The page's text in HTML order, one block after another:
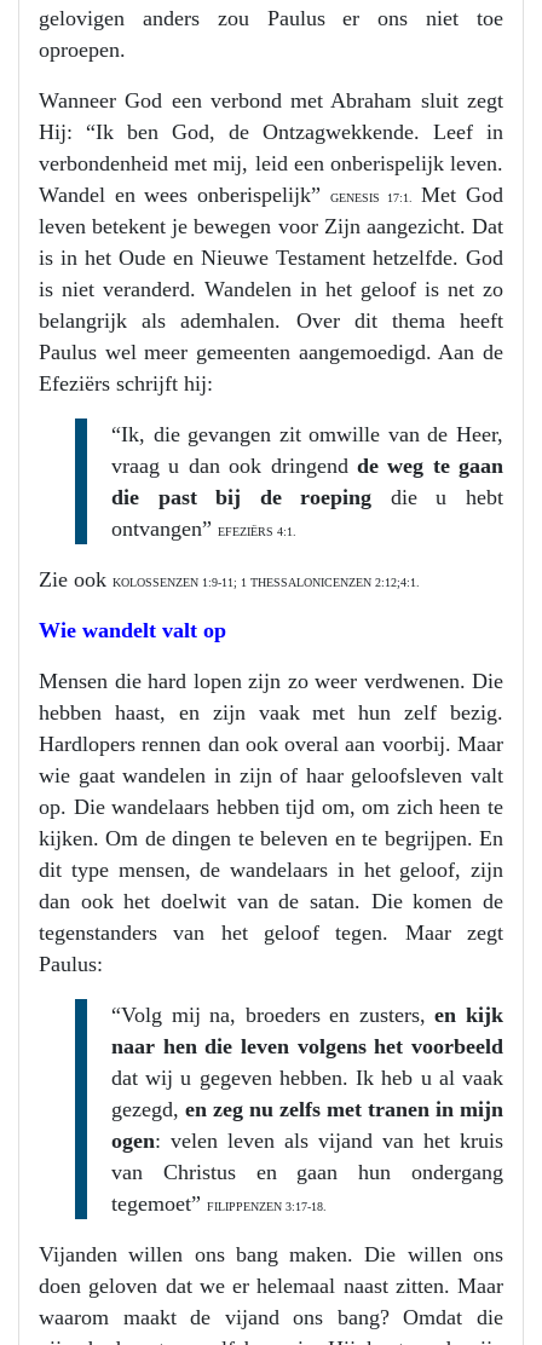
gelovigen anders zou Paulus er ons niet toe
oproepen.
Wanneer God een verbond met Abraham sluit zegt
Hij: “Ik ben God, de Ontzagwekkende. Leef in
verbondenheid met mij, leid een onberispelijk leven.
Wandel en wees onberispelijk”
GENESIS 17:1.
Met God
leven betekent je bewegen voor Zijn aangezicht. Dat
is in het Oude en Nieuwe Testament hetzelfde. God
is niet veranderd. Wandelen in het geloof is net zo
belangrijk als ademhalen. Over dit thema heeft
Paulus wel meer gemeenten aangemoedigd. Aan de
Efeziërs schrijft hij:
“Ik, die gevangen zit omwille van de Heer,
vraag u dan ook dringend de weg te gaan
die past bij de roeping die u hebt
ontvangen” EFEZIËRS 4:1.
Zie ook KOLOSSENZEN 1:9-11; 1 THESSALONICENZEN 2:12;4:1.
Wie wandelt valt op
Mensen die hard lopen zijn zo weer verdwenen. Die
hebben haast, en zijn vaak met hun zelf bezig.
Hardlopers rennen dan ook overal aan voorbij. Maar
wie gaat wandelen in zijn of haar geloofsleven valt
op. Die wandelaars hebben tijd om, om zich heen te
kijken. Om de dingen te beleven en te begrijpen. En
dit type mensen, de wandelaars in het geloof, zijn
dan ook het doelwit van de satan. Die komen de
tegenstanders van het geloof tegen. Maar zegt
Paulus:
“Volg mij na, broeders en zusters,en kijk
naar hen die leven volgens het voorbeeld
dat wij u gegeven hebben. Ik heb u al vaak
gezegd, en zeg nu zelfs met tranen in mijn
ogen: velen leven als vijand van het kruis
van Christus en gaan hun ondergang
tegemoet” FILIPPENZEN 3:17-18.
Vijanden willen ons bang maken. Die willen ons
doen geloven dat we er helemaal naast zitten. Maar
waarom maakt de vijand ons bang? Omdat die